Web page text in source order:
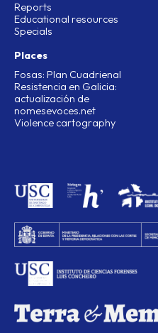
Reports
Educational resources
Specials
Places
Fosas: Plan Cuadrienal
Resistencia en Galicia:
actualización de
nomesevoces.net
Violence cartography